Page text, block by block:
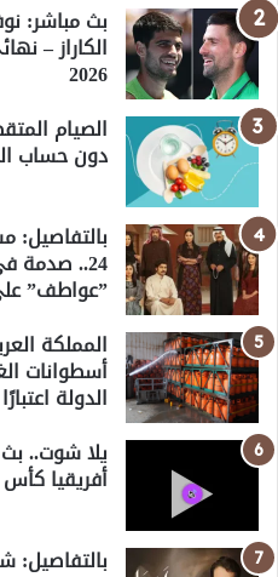
بث مباشر:
الكاراز –
2026
الصيام
دون حساب
24.. صدمة
”عواطف”
المملكة
أسطوانات
الدولة اعتبارًا
يلا شوت..
أفريقيا كأس